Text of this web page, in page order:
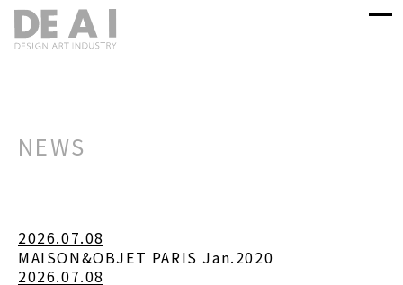
NEWS
2026.07.08
MAISON&OBJET PARIS Jan.2020
2026.07.08